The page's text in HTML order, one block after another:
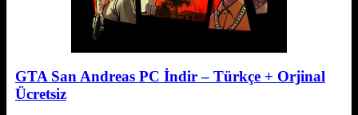
GTA San Andreas PC İndir – Türkçe + Orjinal
Ücretsiz